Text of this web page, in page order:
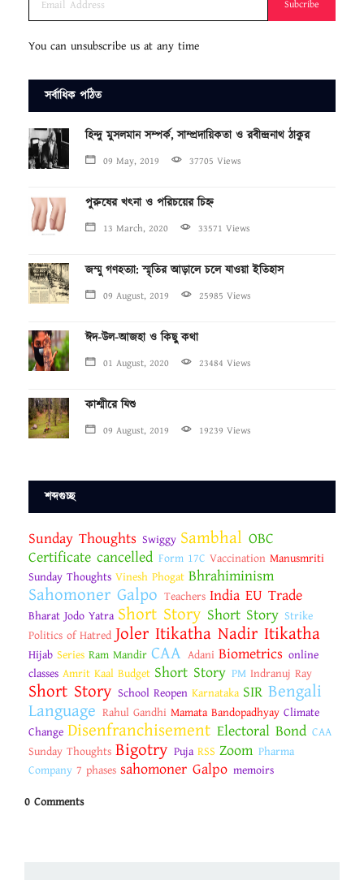
Subcribe
You can unsubscribe us at any time
সর্বাধিক পঠিত
হিন্দু মুসলমান সম্পর্ক, সাম্প্রদায়িকতা ও রবীন্দ্রনাথ ঠাকুর
09 May, 2019 37705 Views
পুরুষের খৎনা ও পরিচয়ের চিহ্ন
13 March, 2020 33571 Views
জম্মু গণহত্যা: স্মৃতির আড়ালে চলে যাওয়া ইতিহাস
09 August, 2019 25985 Views
ঈদ-উল-আজহা ও কিছু কথা
01 August, 2020 23484 Views
কাশ্মীরে যিশু
09 August, 2019 19239 Views
শব্দগুচ্ছ
Sunday Thoughts Swiggy Sambhal OBC
Certificate cancelled Form 17C Vaccination Manusmriti
Sunday Thoughts Vinesh Phogat Bhrahiminism
Sahomoner Galpo Teachers India EU Trade
Bharat Jodo Yatra Short Story Short Story Strike
Politics of Hatred Joler Itikatha Nadir Itikatha
Hijab Series Ram Mandir CAA Adani Biometrics online
classes Amrit Kaal Budget Short Story PM Indranuj Ray
Short Story School Reopen Karnataka SIR Bengali
Language Rahul Gandhi Mamata Bandopadhyay Climate
Change Disenfranchisement Electoral Bond CAA
Sunday Thoughts Bigotry Puja RSS Zoom Pharma
Company 7 phases sahomoner Galpo memoirs
0 Comments